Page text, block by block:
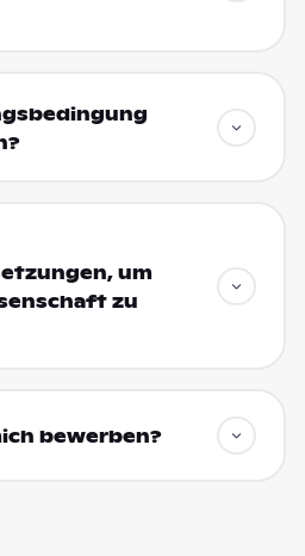
um
zu
bewerben?